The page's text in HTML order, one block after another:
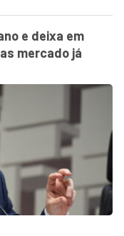
e deixa em
mercado já